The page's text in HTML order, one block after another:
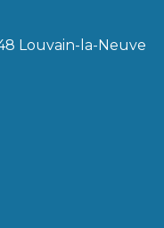
Louvain-la-Neuve